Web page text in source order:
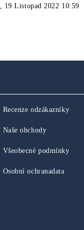
, 19 Listopad 2022 10:59
Recenze odzákazníky
Naše obchody
Všeobecné podmínky
Osobní ochranadata